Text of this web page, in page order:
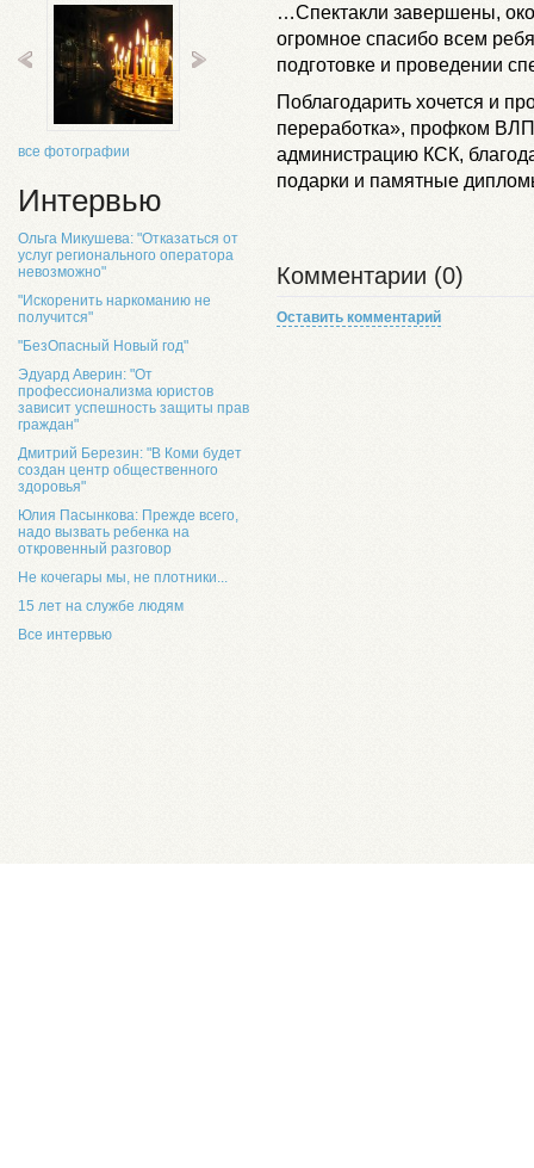
все фотографии
Интервью
Ольга Микушева: "Отказаться от
услуг регионального оператора
невозможно"
"Искоренить наркоманию не
получится"
"БезОпасный Новый год"
Эдуард Аверин: "От
профессионализма юристов
зависит успешность защиты прав
граждан"
Дмитрий Березин: "В Коми будет
создан центр общественного
здоровья"
Юлия Пасынкова: Прежде всего,
надо вызвать ребенка на
откровенный разговор
Не кочегары мы, не плотники...
15 лет на службе людям
Все интервью
…Спектакли завершены,
огромное спасибо всем
подготовке и проведении
Поблагодарить хочется и
переработка», профком
администрацию КСК,
подарки и памятные
Комментарии (0)
Оставить комментарий